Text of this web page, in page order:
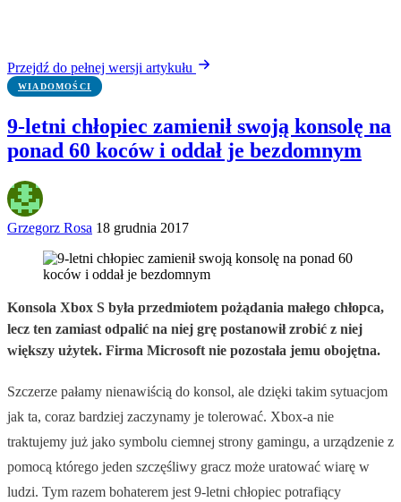
Przejdź do pełnej wersji artykułu
WIADOMOŚCI
9-letni chłopiec zamienił swoją konsolę na
ponad 60 koców i oddał je bezdomnym
Grzegorz Rosa 18 grudnia 2017
Konsola Xbox S była przedmiotem pożądania małego chłopca,
lecz ten zamiast odpalić na niej grę postanowił zrobić z niej
większy użytek. Firma Microsoft nie pozostała jemu obojętna.
Szczerze pałamy nienawiścią do konsol, ale dzięki takim sytuacjom
jak ta, coraz bardziej zaczynamy je tolerować. Xbox-a nie
traktujemy już jako symbolu ciemnej strony gamingu, a urządzenie z
pomocą którego jeden szczęśliwy gracz może uratować wiarę w
ludzi. Tym razem bohaterem jest 9-letni chłopiec potrafiący